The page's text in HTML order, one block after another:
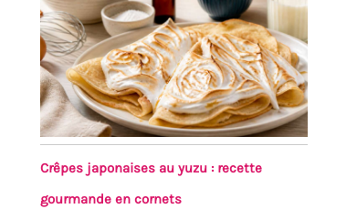
Crêpes japonaises au yuzu : recette
gourmande en cornets